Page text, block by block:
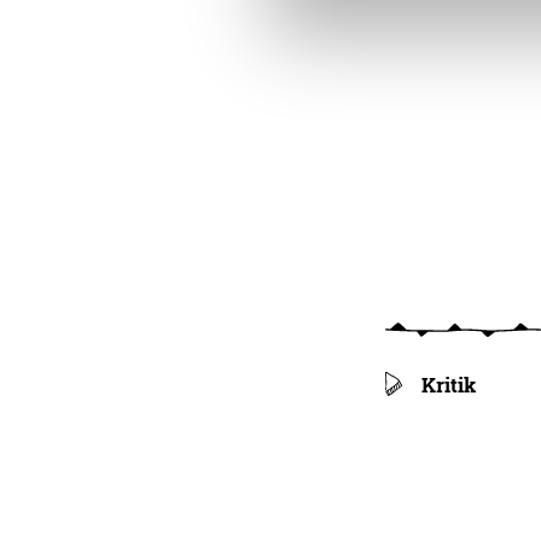
Kritik